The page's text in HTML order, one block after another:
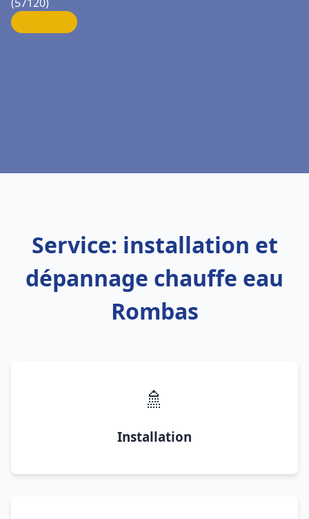
Service: installation et
dépannage chauffe eau
Rombas
🚿
Installation